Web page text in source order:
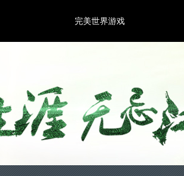
完美世界游戏